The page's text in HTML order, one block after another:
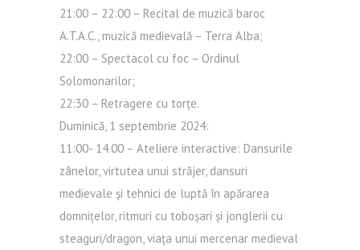
21:00 – 22:00 – Recital de muzică baroc
A.T.A.C., muzică medievală – Terra Alba;
22:00 – Spectacol cu foc – Ordinul
Solomonarilor;
22:30 – Retragere cu torțe.
Duminică, 1 septembrie 2024:
11:00- 14.00 – Ateliere interactive: Dansurile
zânelor, virtutea unui străjer, dansuri
medievale și tehnici de luptă în apărarea
domnițelor, ritmuri cu toboșari și jonglerii cu
steaguri/dragon, viața unui mercenar medieval